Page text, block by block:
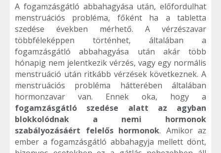
A fogamzásgátló abbahagyása után, előfordulhat
menstruációs probléma, főként ha a tabletta
szedése években mérhető. A vérzészavar
többféleképpen történhet, általában a
fogamzásgátló abbahagyása után akár több
hónapig nem jelentkezik vérzés, vagy egy normális
menstruáció után ritkább vérzések következnek. A
menstruációs probléma hátterében általában
hormonzavar van. Ennek oka, hogy a
fogamzásgátló szedése alatt az agyban
blokkolódnak a nemi hormonok
szabályozásáért felelős hormonok. Amikor az
ember a fogamzásgátló abbahagyja mellett dönt,